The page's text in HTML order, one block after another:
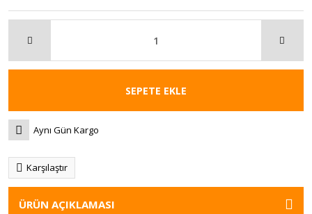
SEPETE EKLE
Aynı Gün Kargo
Karşılaştır
ÜRÜN AÇIKLAMASI